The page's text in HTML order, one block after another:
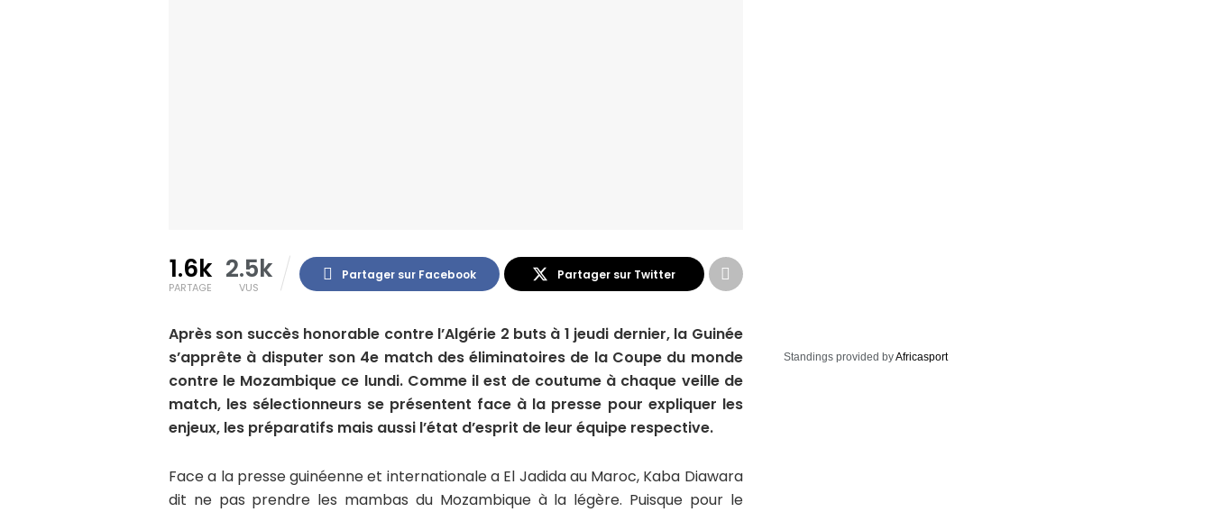
1.6k
PARTAGE
2.5k
VUS
Partager sur Facebook Partager sur Twitter
Après son succès honorable contre l’Algérie 2 buts à 1 jeudi dernier, la Guinée
s’apprête à disputer son 4e match des éliminatoires de la Coupe du monde
contre le Mozambique ce lundi. Comme il est de coutume à chaque veille de
match, les sélectionneurs se présentent face à la presse pour expliquer les
enjeux, les préparatifs mais aussi l’état d’esprit de leur équipe respective.
Face a la presse guinéenne et internationale a El Jadida au Maroc, Kaba Diawara
dit ne pas prendre les mambas du Mozambique à la légère. Puisque pour le
Standings provided byAfricasport